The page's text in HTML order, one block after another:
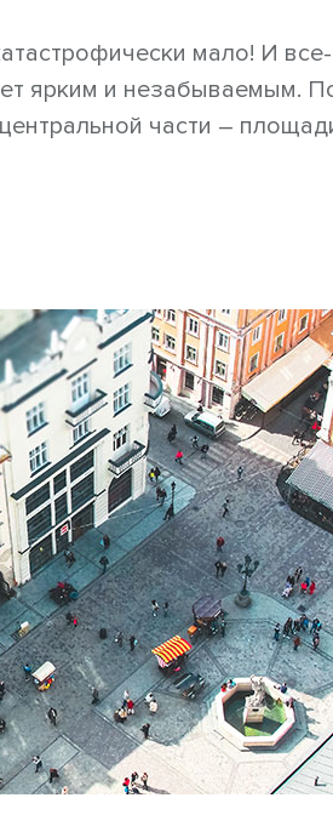
мало! И все-
ярким и незабываемым.
части –